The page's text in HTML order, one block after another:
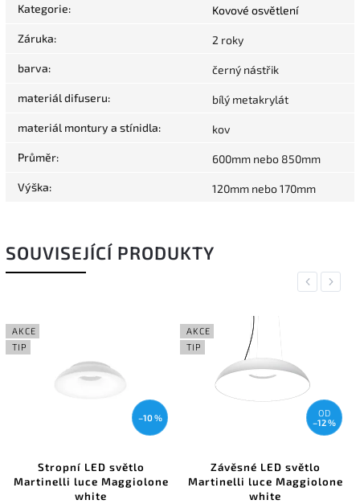
Kategorie: Kovové osvětlení
Záruka: 2 roky
barva: černý nástřik
materiál difuseru: bílý metakrylát
materiál montury a stínidla: kov
Průměr: 600mm nebo 850mm
Výška: 120mm nebo 170mm
SOUVISEJÍCÍ PRODUKTY
Previous
AKCE
TIP
–10 %
Stropní LED světlo
Martinelli luce Maggiolone
white
AKCE
TIP
OD
–12 %
Závěsné LED světlo
Martinelli luce Maggiolone
white
Next